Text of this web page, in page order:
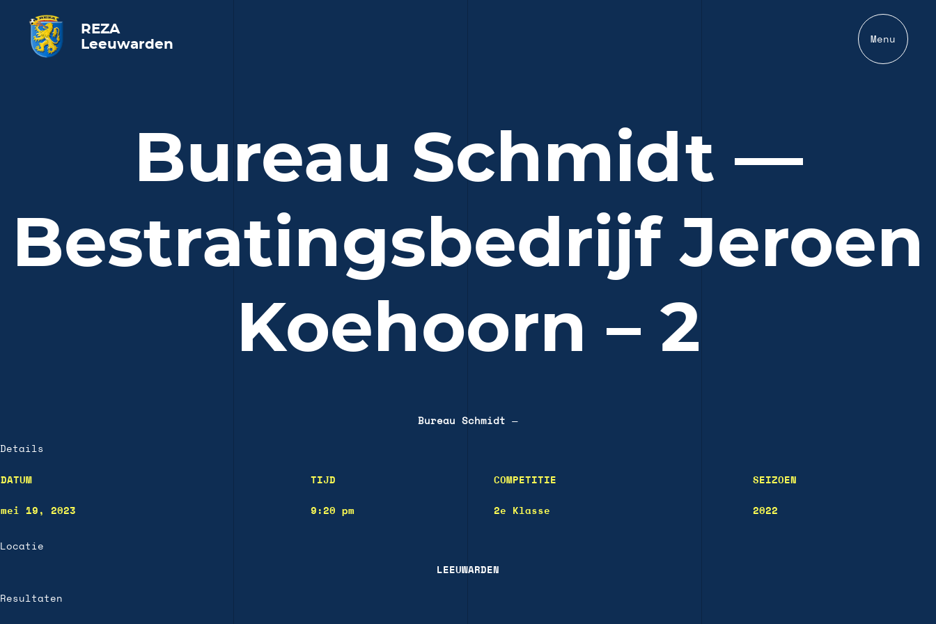
REZA
Leeuwarden
Menu
Bureau Schmidt —
Bestratingsbedrijf Jeroen
Koehoorn – 2
Bureau Schmidt —
Details
DATUM TIJD COMPETITIE SEIZOEN
mei 19, 2023 9:20 pm 2e Klasse 2022
Locatie
LEEUWARDEN
Resultaten